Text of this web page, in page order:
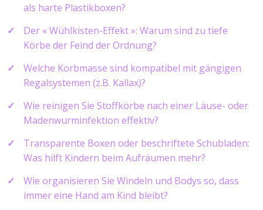
als harte Plastikboxen?
Der « Wühlkisten-Effekt »: Warum sind zu tiefe
Körbe der Feind der Ordnung?
Welche Korbmasse sind kompatibel mit gängigen
Regalsystemen (z.B. Kallax)?
Wie reinigen Sie Stoffkörbe nach einer Läuse- oder
Madenwurminfektion effektiv?
Transparente Boxen oder beschriftete Schubladen:
Was hilft Kindern beim Aufräumen mehr?
Wie organisieren Sie Windeln und Bodys so, dass
immer eine Hand am Kind bleibt?